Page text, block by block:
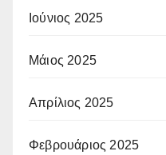
Ιούνιος 2025
Μάιος 2025
Απρίλιος 2025
Φεβρουάριος 2025